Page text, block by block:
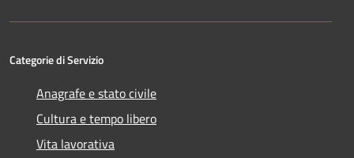
Categorie di Servizio
Anagrafe e stato civile
Cultura e tempo libero
Vita lavorativa